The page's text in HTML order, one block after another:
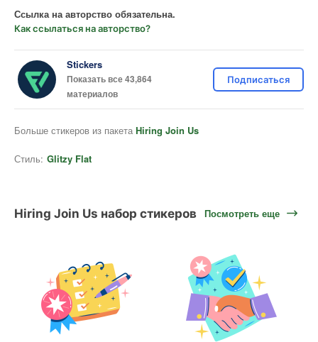
Ссылка на авторство обязательна.
Как ссылаться на авторство?
Stickers
Показать все 43,864
материалов
Подписаться
Больше стикеров из пакета Hiring Join Us
Стиль: Glitzy Flat
Hiring Join Us набор стикеров Посмотреть еще